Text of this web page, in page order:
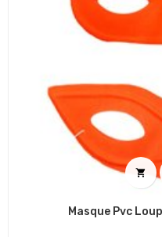

Masque Pvc